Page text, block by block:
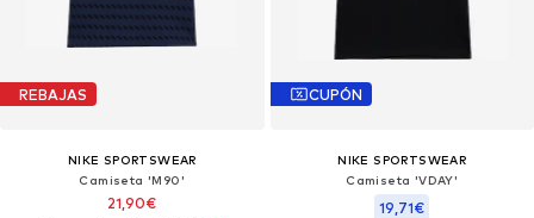
REBAJAS
NIKE SPORTSWEAR
Camiseta 'M90'
21,90€
CUPÓN
NIKE SPORTSWEAR
Camiseta 'VDAY'
19,71€